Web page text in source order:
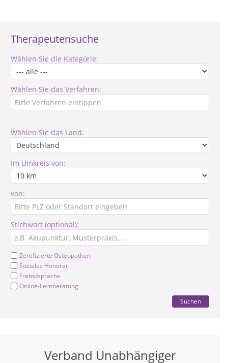
Therapeutensuche
Wählen Sie die Kategorie:
Wählen Sie das Verfahren:
Wählen Sie das Land:
Im Umkreis von:
von:
Stichwort (optional):
Zertifizierte Osteopathen
Soziales Honorar
Fremdsprache
Online-Fernberatung
Suchen
Verband Unabhängiger